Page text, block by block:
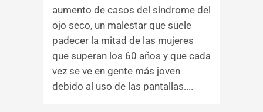
aumento de casos del síndrome del
ojo seco, un malestar que suele
padecer la mitad de las mujeres
que superan los 60 años y que cada
vez se ve en gente más joven
debido al uso de las pantallas....